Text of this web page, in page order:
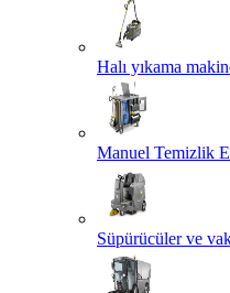
Halı yıkama
Manuel Temizlik
Süpürücüler ve